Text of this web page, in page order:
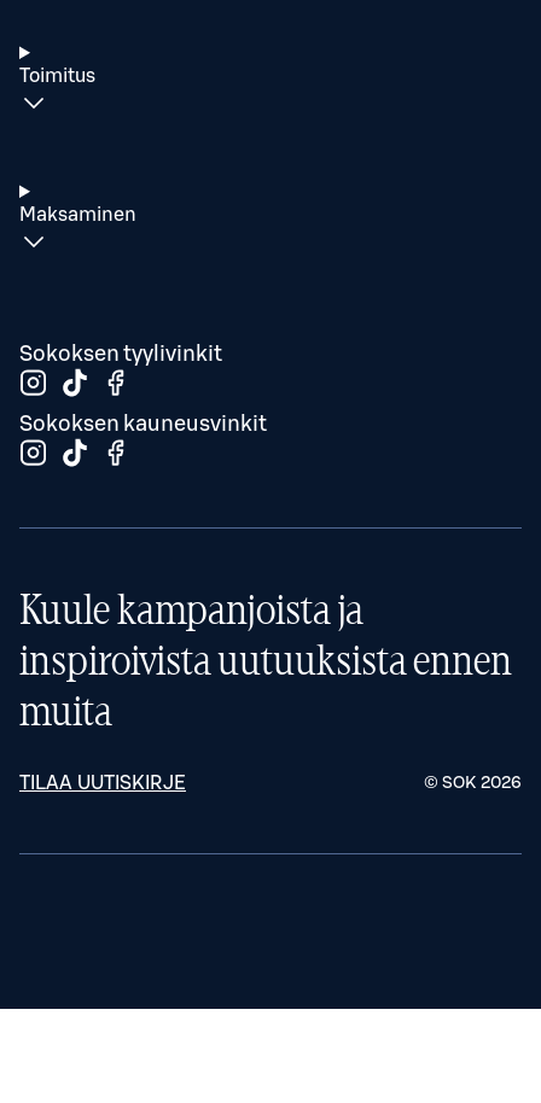
Toimitus
Maksaminen
Sokoksen tyylivinkit
Sokoksen kauneusvinkit
Kuule kampanjoista ja
inspiroivista uutuuksista ennen
muita
TILAA UUTISKIRJE © SOK 2026